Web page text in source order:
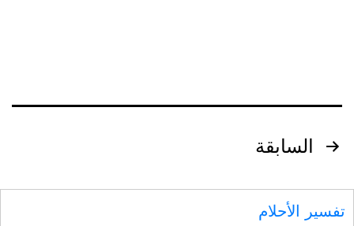
تصفّح
المقالات
السابقة
تفسير الأحلام